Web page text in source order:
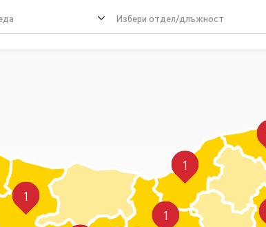
Избери отдел/длъжност
1
1
1